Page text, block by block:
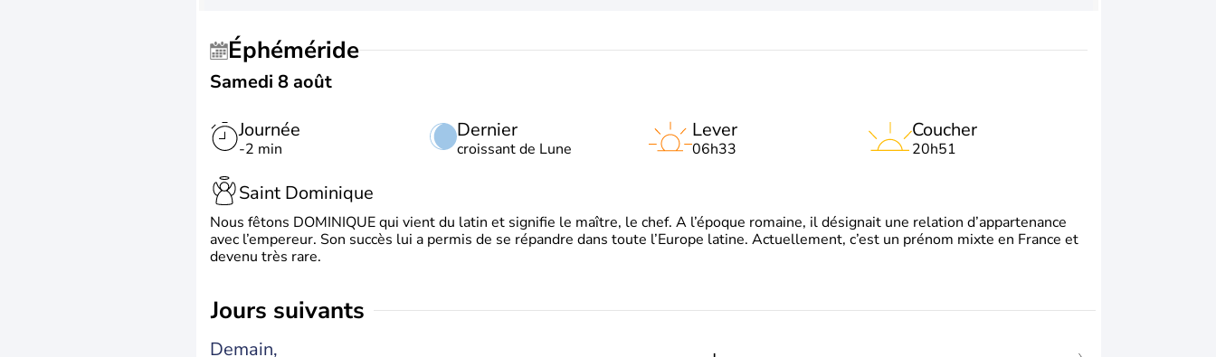
Éphéméride
Samedi 8 août
Journée
-2 min
Dernier
croissant de Lune
Lever
06h33
Coucher
20h51
Saint Dominique
Nous fêtons DOMINIQUE qui vient du latin et signifie le maître, le chef. A l’époque romaine, il désignait une relation d’appartenance
avec l’empereur. Son succès lui a permis de se répandre dans toute l’Europe latine. Actuellement, c’est un prénom mixte en France et
devenu très rare.
jours suivants
Demain,